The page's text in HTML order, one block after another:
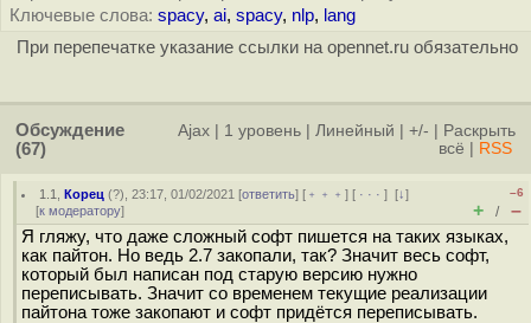
Ключевые слова: spacy, ai, spacy, nlp, lang
При перепечатке указание ссылки на opennet.ru обязательно
Обсуждение
(67)
Ajax 1 уровень Линейный +/-
Раскрыть
всё
RSS
1.1 ,Корец (?), 23:17, 01/02/2021 [ответить] [ ﹢﹢﹢] [ · · ·][↓]
[к модератору]
–6
+ / –
Я гляжу, что даже сложный софт пишется на таких языках,
как пайтон. Но ведь 2.7 закопали, так? Значит весь софт,
который был написан под старую версию нужно
переписывать. Значит со временем текущие реализации
пайтона тоже закопают и софт придётся переписывать.